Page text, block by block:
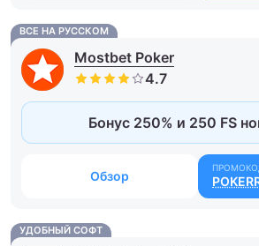
ВСЕ НА РУССКОМ
Mostbet Poker
Бонус 250% и 250 FS
Обзор
УДОБНЫЙ СОФТ